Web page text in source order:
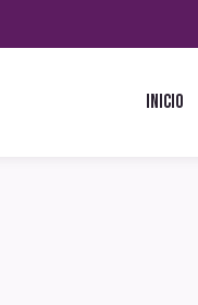
Inicio